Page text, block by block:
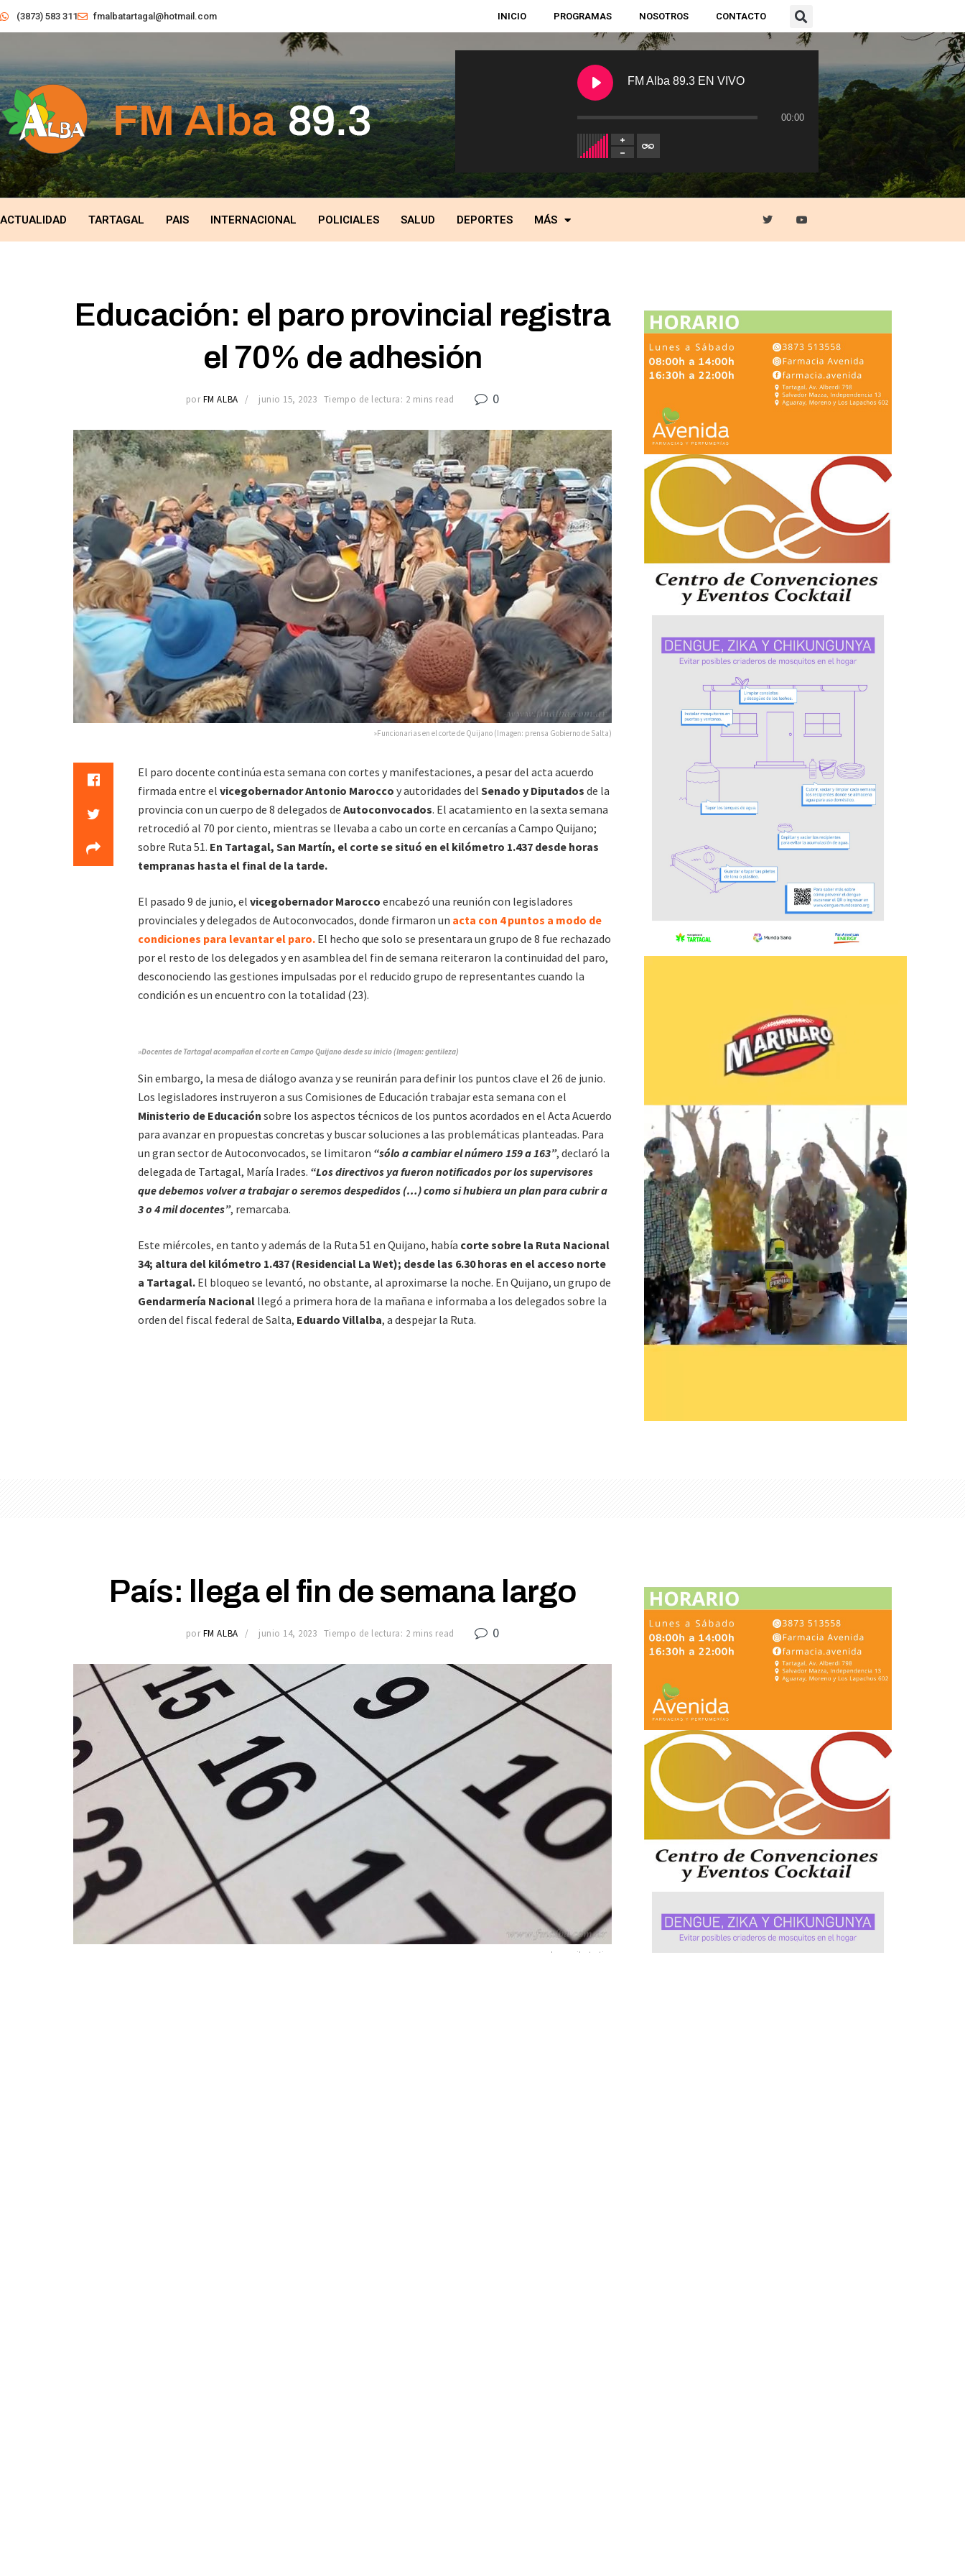
(3873) 583 311 fmalbatartagal@hotmail.com INICIO PROGRAMAS NOSOTROS CONTACTO
FM Alba 89.3 EN VIVO
00:00
ACTUALIDAD TARTAGAL PAIS INTERNACIONAL POLICIALES SALUD DEPORTES MÁS
Educación: el paro provincial registra
el 70% de adhesión
por FM ALBA junio 15, 2023 Tiempo de lectura: 2 mins read 0
»Funcionarias en el corte de Quijano (Imagen: prensa Gobierno de Salta)
El paro docente continúa esta semana con cortes y manifestaciones, a pesar del acta acuerdo
firmada entre el vicegobernador Antonio Marocco y autoridades del Senado y Diputados de la
provincia con un cuerpo de 8 delegados de Autoconvocados. El acatamiento en la sexta semana
retrocedió al 70 por ciento, mientras se llevaba a cabo un corte en cercanías a Campo Quijano;
sobre Ruta 51. En Tartagal, San Martín, el corte se situó en el kilómetro 1.437 desde horas
tempranas hasta el final de la tarde.
El pasado 9 de junio, el vicegobernador Marocco encabezó una reunión con legisladores
provinciales y delegados de Autoconvocados, donde firmaron un acta con 4 puntos a modo de
condiciones para levantar el paro. El hecho que solo se presentara un grupo de 8 fue rechazado
por el resto de los delegados y en asamblea del fin de semana reiteraron la continuidad del paro,
desconociendo las gestiones impulsadas por el reducido grupo de representantes cuando la
condición es un encuentro con la totalidad (23).
»Docentes de Tartagal acompañan el corte en Campo Quijano desde su inicio (Imagen: gentileza)
Sin embargo, la mesa de diálogo avanza y se reunirán para definir los puntos clave el 26 de junio.
Los legisladores instruyeron a sus Comisiones de Educación trabajar esta semana con el
Ministerio de Educación sobre los aspectos técnicos de los puntos acordados en el Acta Acuerdo
para avanzar en propuestas concretas y buscar soluciones a las problemáticas planteadas. Para
un gran sector de Autoconvocados, se limitaron “sólo a cambiar el número 159 a 163”, declaró la
delegada de Tartagal, María Irades. “Los directivos ya fueron notificados por los supervisores
que debemos volver a trabajar o seremos despedidos (…) como si hubiera un plan para cubrir a
3 o 4 mil docentes”, remarcaba.
Este miércoles, en tanto y además de la Ruta 51 en Quijano, había corte sobre la Ruta Nacional
34; altura del kilómetro 1.437 (Residencial La Wet); desde las 6.30 horas en el acceso norte
a Tartagal. El bloqueo se levantó, no obstante, al aproximarse la noche. En Quijano, un grupo de
Gendarmería Nacional llegó a primera hora de la mañana e informaba a los delegados sobre la
orden del fiscal federal de Salta, Eduardo Villalba, a despejar la Ruta.
País: llega el fin de semana largo
por FM ALBA junio 14, 2023 Tiempo de lectura: 2 mins read 0
»Imagen ilustrativa